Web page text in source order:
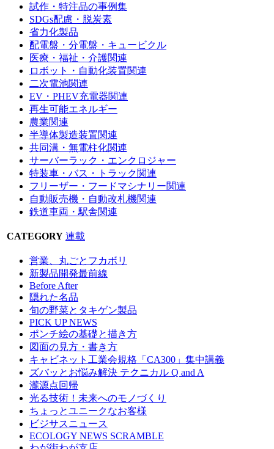
試作・特注品の事例集
SDGs配慮・脱炭素
省力化製品
配電盤・分電盤・キュービクル
医療・福祉・介護関連
ロボット・自動化装置関連
二次電池関連
EV・PHEV充電器関連
再生可能エネルギー
農業関連
半導体製造装置関連
共同溝・無電柱化関連
サーバーラック・エンクロジャー
特装車・バス・トラック関連
フリーザー・フードマシナリー関連
自動販売機・自動改札機関連
鉄道車両・駅舎関連
CATEGORY 連載
営業、丸ごとフカボリ
新製品開発最前線
Before After
隠れた名品
旬の野菜とタキゲン製品
PICK UP NEWS
ポンチ絵の基礎と描き方
図面の見方・書き方
キャビネット工業会規格「CA300」集中講義
ズバッとお悩み解決 テクニカル Q and A
瀧源点回帰
光る技術！未来へのモノづくり
ちょっとユニークなお客様
ビジサスニュース
ECOLOGY NEWS SCRAMBLE